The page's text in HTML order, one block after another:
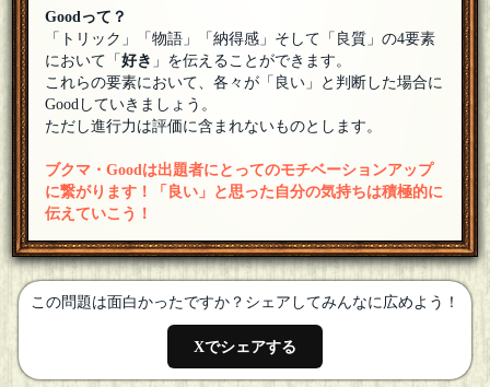
Goodって？
「トリック」「物語」「納得感」そして「良質」の4要素
において「好き 」を伝えることができます。
これらの要素において、各々が「良い」と判断した場合に
Goodしていきましょう。
ただし進行力は評価に含まれないものとします。
ブクマ・Goodは出題者にとってのモチベーションアップ
に繋がります！「良い」と思った自分の気持ちは積極的に
伝えていこう！
この問題は面白かったですか？シェアしてみんなに広めよう！
Xでシェアする